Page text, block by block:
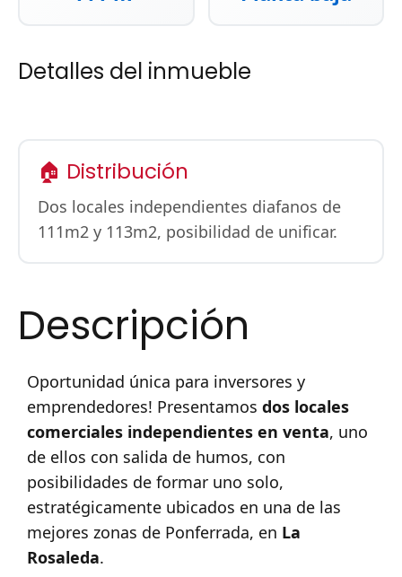
Detalles del inmueble
🏠 Distribución
Dos locales independientes diafanos de
111m2 y 113m2, posibilidad de unificar.
Descripción
Oportunidad única para inversores y
emprendedores! Presentamos dos locales
comerciales independientes en venta, uno
de ellos con salida de humos, con
posibilidades de formar uno solo,
estratégicamente ubicados en una de las
mejores zonas de Ponferrada, en La
Rosaleda.